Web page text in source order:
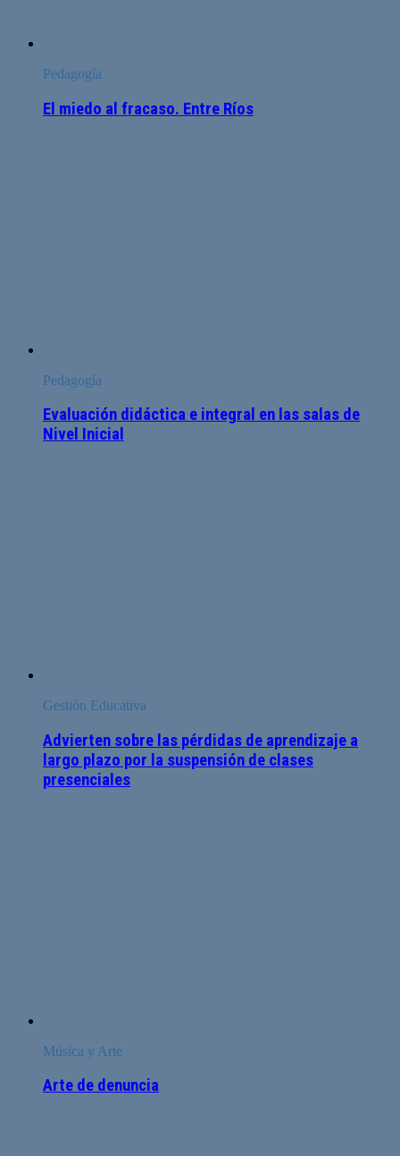
Pedagogía
El miedo al fracaso. Entre Ríos
Pedagogía
Evaluación didáctica e integral en las salas de
Nivel Inicial
Gestión Educativa
Advierten sobre las pérdidas de aprendizaje a
largo plazo por la suspensión de clases
presenciales
Música y Arte
Arte de denuncia